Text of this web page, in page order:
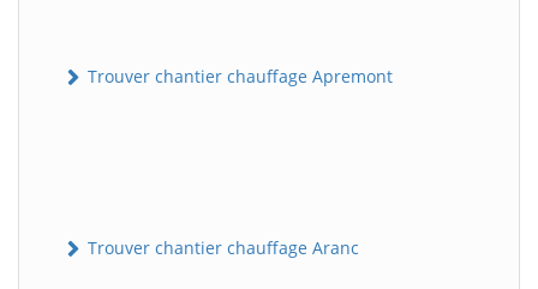
Trouver chantier chauffage Apremont
Trouver chantier chauffage Aranc